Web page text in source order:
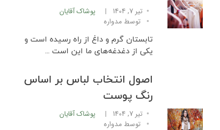
تیر 7, 1404
پوشاک آقایان
توسط مدواره
تابستان گرم و داغ از راه رسیده است و
یکی از دغدغه‌های ما این است ...
اصول انتخاب لباس بر اساس
رنگ پوست
تیر 7, 1404
پوشاک آقایان
توسط مدواره